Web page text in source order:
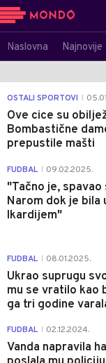
Naslovna Najnovije
OSTALI SPORTOVI
Ove cice su
Bombastične
prepustile mašti
FUDBAL 09.02.2025.
"Tačno je, spavao
Narom dok je bila
Ikardijem"
FUDBAL 08.01.2025.
Ukrao suprugu
mu se vratilo kao
ga tri godine
FUDBAL 02.12.2024.
Vanda napravila